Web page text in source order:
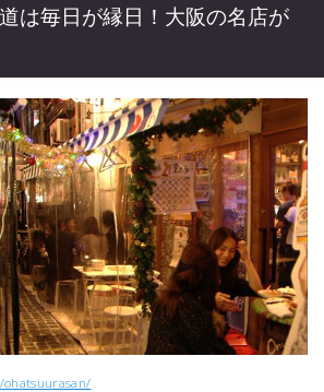
は毎日が縁日！大阪の名店が